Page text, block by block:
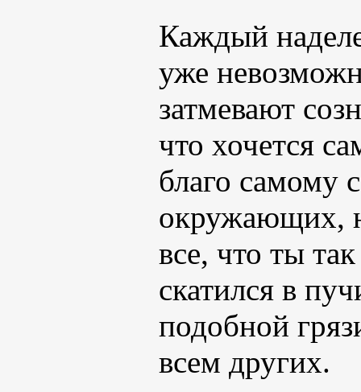
Каждый
уже
затмевают
что хочется
благо самому
окружающих,
все, что ты
скатился в
подобной
всем других.